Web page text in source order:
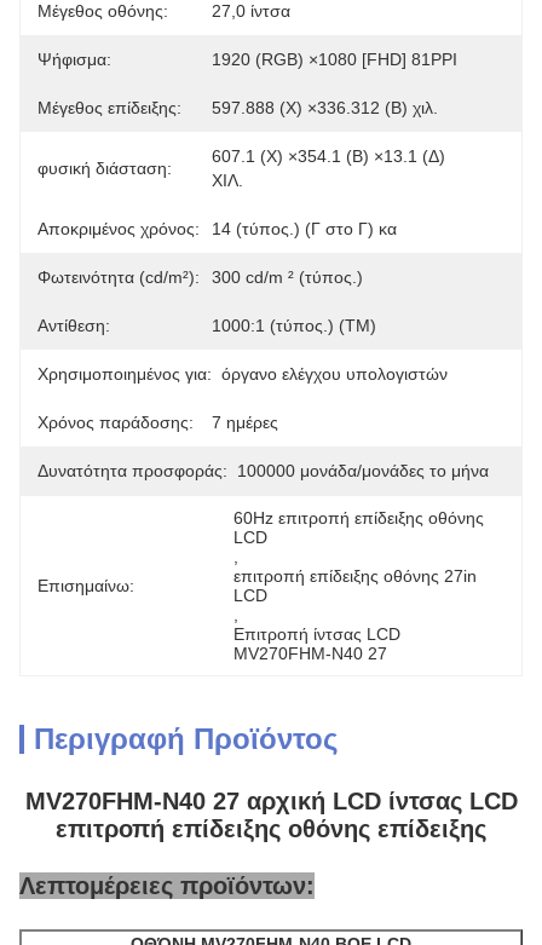
Μέγεθος οθόνης: 27,0 ίντσα
Ψήφισμα: 1920 (RGB) ×1080 [FHD] 81PPI
Μέγεθος επίδειξης: 597.888 (Χ) ×336.312 (Β) χιλ.
φυσική διάσταση:
607.1 (Χ) ×354.1 (Β) ×13.1 (Δ)
ΧΙΛ.
Αποκριμένος χρόνος: 14 (τύπος.) (Γ στο Γ) κα
Φωτεινότητα (cd/m²): 300 cd/m ² (τύπος.)
Αντίθεση: 1000:1 (τύπος.) (TM)
Χρησιμοποιημένος για: όργανο ελέγχου υπολογιστών
Χρόνος παράδοσης: 7 ημέρες
Δυνατότητα προσφοράς: 100000 μονάδα/μονάδες το μήνα
Επισημαίνω:
60Hz επιτροπή επίδειξης οθόνης
LCD
επιτροπή επίδειξης οθόνης 27in
LCD
Επιτροπή ίντσας LCD
MV270FHM-N40 27
Περιγραφή Προϊόντος
MV270FHM-N40 27 αρχική LCD ίντσας LCD
επιτροπή επίδειξης οθόνης επίδειξης
Λεπτομέρειες προϊόντων: